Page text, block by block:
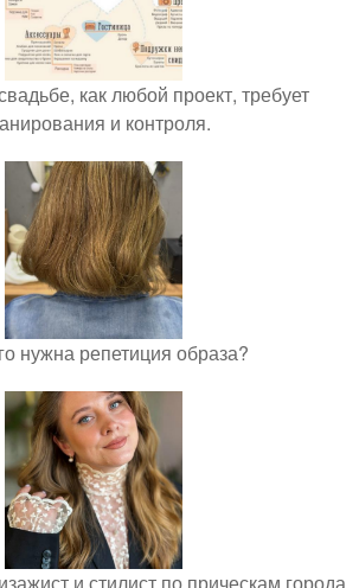
как любой проект, требует
и контроля.
нужна репетиция образа?